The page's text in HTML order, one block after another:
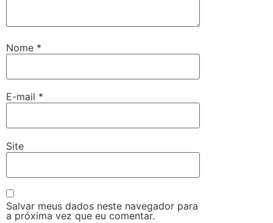
Nome *
E-mail *
Site
Salvar meus dados neste navegador para
a próxima vez que eu comentar.